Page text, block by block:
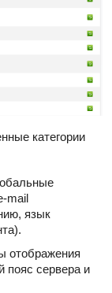
категории
mail
язык
отображения
пояс сервера и